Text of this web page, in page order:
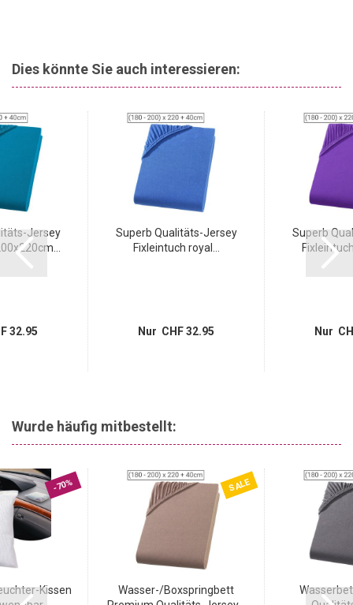
Dies könnte Sie auch interessieren:
Jersey
32.95
Superb Qualitäts-Jersey
Fixleintuch royal...
Nur CHF 32.95
Superb
Nur
Wurde häufig mitbestellt:
-70%
Kissen
SALE
Wasser-/Boxspringbett